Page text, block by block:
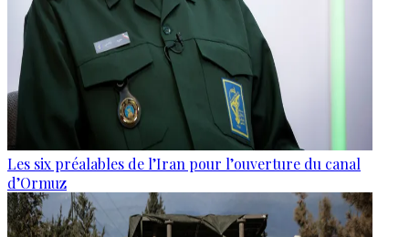
Les six préalables de l’Iran pour l’ouverture du canal
d’Ormuz